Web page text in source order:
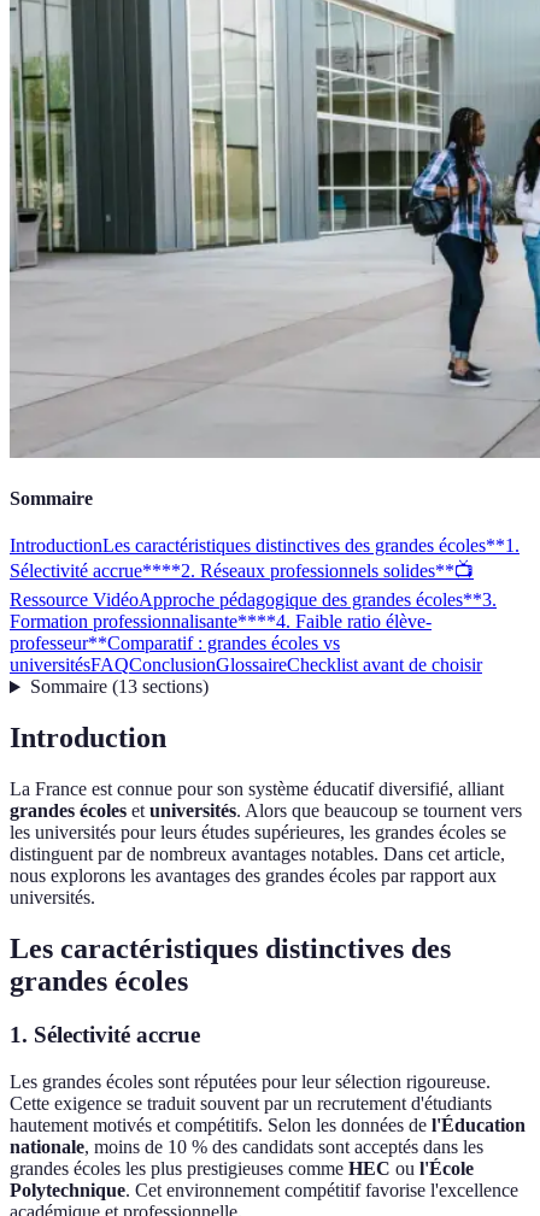
Sommaire
IntroductionLes caractéristiques distinctives des grandes écoles**1.
Sélectivité accrue****2. Réseaux professionnels solides**📺
Ressource VidéoApproche pédagogique des grandes écoles**3.
Formation professionnalisante****4. Faible ratio élève-
professeur**Comparatif : grandes écoles vs
universitésFAQConclusionGlossaireChecklist avant de choisir
Sommaire(13 sections)
Introduction
La France est connue pour son système éducatif diversifié, alliant
grandes écoles et universités. Alors que beaucoup se tournent vers
les universités pour leurs études supérieures, les grandes écoles se
distinguent par de nombreux avantages notables. Dans cet article,
nous explorons les avantages des grandes écoles par rapport aux
universités.
Les caractéristiques distinctives des
grandes écoles
1. Sélectivité accrue
Les grandes écoles sont réputées pour leur sélection rigoureuse.
Cette exigence se traduit souvent par un recrutement d'étudiants
hautement motivés et compétitifs. Selon les données de l'Éducation
nationale, moins de 10 % des candidats sont acceptés dans les
grandes écoles les plus prestigieuses comme HEC ou l'École
Polytechnique. Cet environnement compétitif favorise l'excellence
académique et professionnelle.